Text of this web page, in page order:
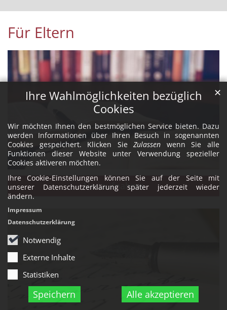
Ihre Wahlmöglichkeiten bezüglich
Cookies
Wir möchten Ihnen den bestmöglichen Service bieten. Dazu
werden Informationen über Ihren Besuch in sogenannten
Cookies gespeichert. Klicken SieZulassen wenn Sie alle
Funktionen dieser Website unter Verwendung spezieller
Cookies aktiveren möchten.
Ihre Cookie-Einstellungen können Sie auf der Seite mit
unserer Datenschutzerklärung später jederzeit wieder
ändern.
Notwendig
Externe Inhalte
Statistiken
Speichern Alle akzeptieren
✕
Impressum
Datenschutzerklärung
Für Eltern
Neuaufnahme